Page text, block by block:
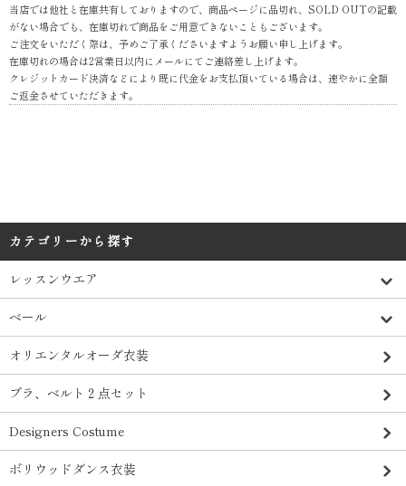
当店では他社と在庫共有しておりますので、商品ページに品切れ、SOLD OUTの記載
がない場合でも、在庫切れで商品をご用意できないこともございます。
ご注文をいただく際は、予めご了承くださいますようお願い申し上げます。
在庫切れの場合は2営業日以内にメールにてご連絡差し上げます。
クレジットカード決済などにより既に代金をお支払頂いている場合は、速やかに全額
ご返金させていただきます。
カテゴリーから探す
レッスンウエア
ベール
オリエンタルオーダ衣装
ブラ、ベルト２点セット
Designers Costume
ボリウッドダンス衣装